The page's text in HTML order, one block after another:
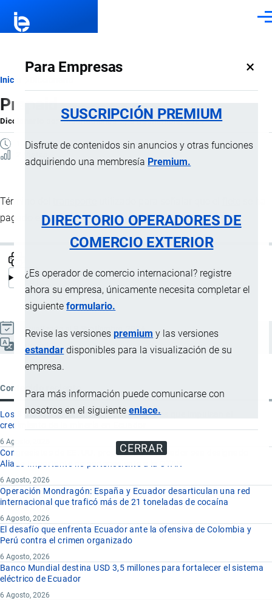
Para Empresas ×
SUSCRIPCIÓN PREMIUM
Disfrute de contenidos sin anuncios y otras funciones
adquiriendo una membresía Premium.
DIRECTORIO OPERADORES DE
COMERCIO EXTERIOR
¿Es operador de comercio internacional? registre
ahora su empresa, únicamente necesita completar el
siguienteformulario.
Revise las versionespremium y las versiones
estandar disponibles para la visualización de su
empresa.
Para más información puede comunicarse con
nosotros en el siguienteenlace.
CERRAR
Ruta
de
navegación
Inicio
Prepaid
Diccionario porImportaciones …, 8 Septiembre, 2024
1 MINUTO
Término del
pagado en origen.
Actualizado el 9 Septiembre, 2024
Español
Contenido reciente
Los 8 proyectos mineros más importantes que impulsan el
crecimiento de la minería en Ecuador
6 Agosto, 2026
Congresistas de EE. UU. proponen que Ecuador sea designado
Aliado Importante no perteneciente a la OTAN
6 Agosto, 2026
Operación Mondragón: España y Ecuador desarticulan una red
internacional que traficó más de 21 toneladas de cocaína
6 Agosto, 2026
El desafío que enfrenta Ecuador ante la ofensiva de Colombia y
Perú contra el crimen organizado
6 Agosto, 2026
Banco Mundial destina USD 3,5 millones para fortalecer el sistema
eléctrico de Ecuador
6 Agosto, 2026